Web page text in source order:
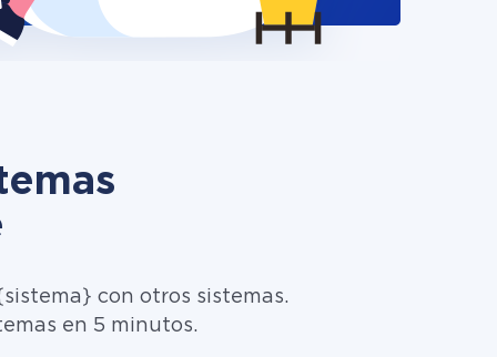
con otros sistemas.
en 5 minutos.